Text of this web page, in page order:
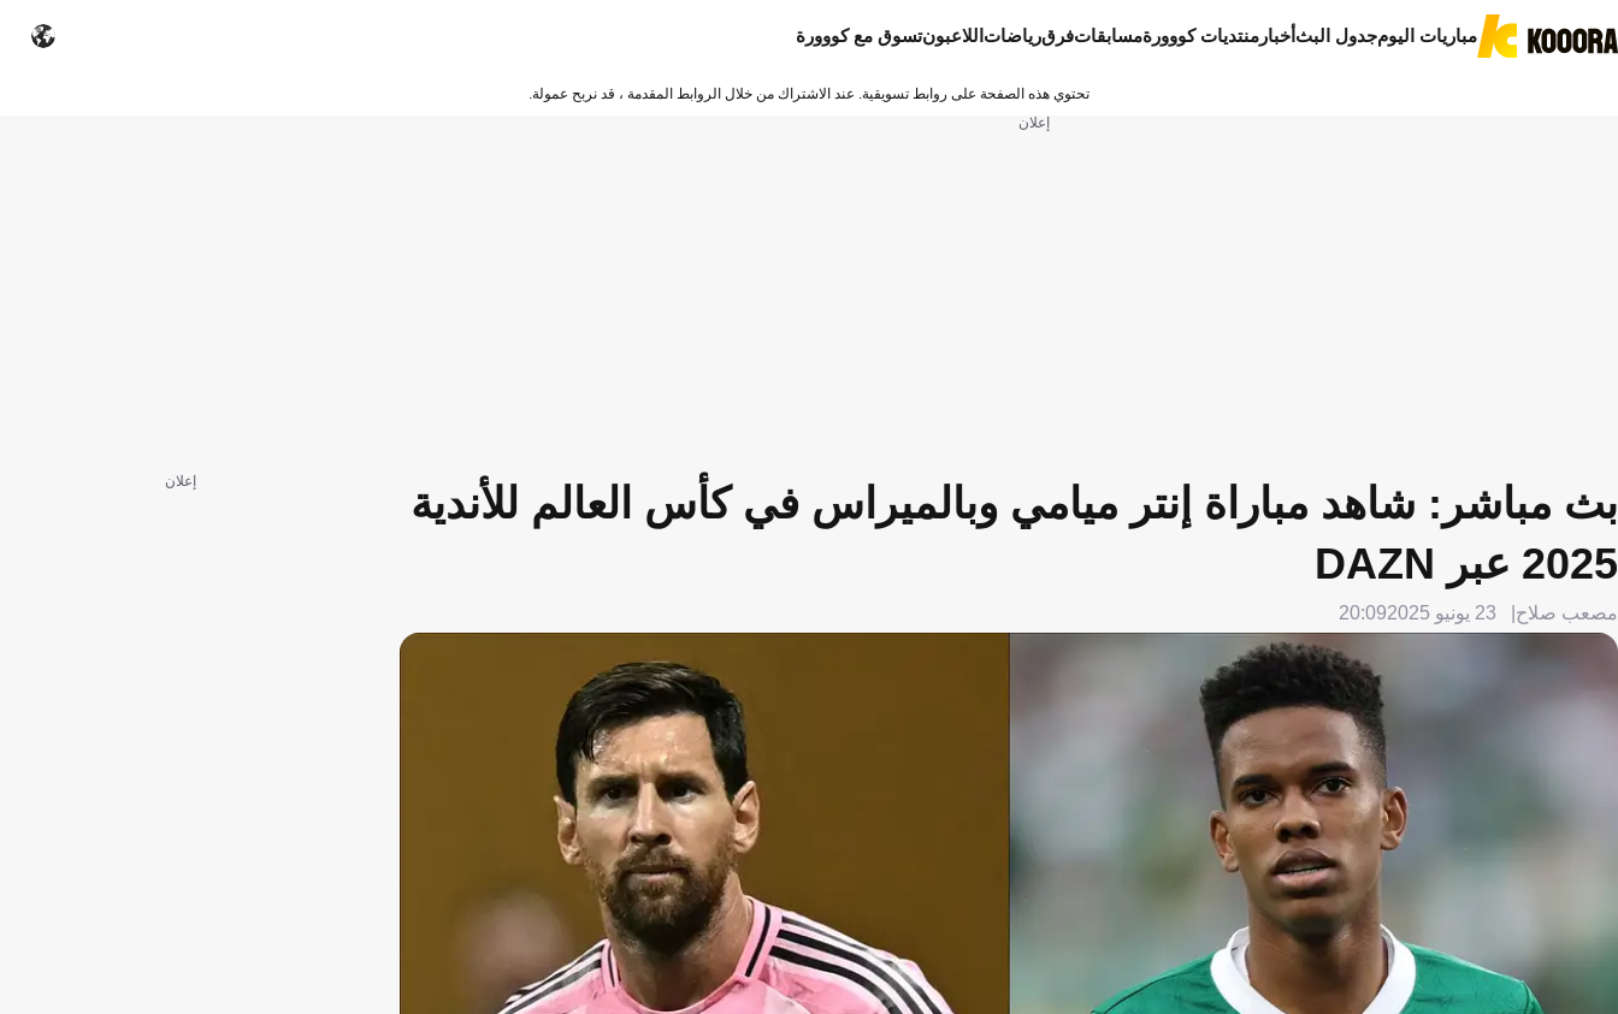
مباريات اليومجدول البثأخبار منتديات كووورةمسابقاتفرقرياضات اللاعبونتسوق مع كووورة
تحتوي هذه الصفحة على روابط تسويقية. عند الاشتراك من خلال الروابط المقدمة ، قد نربح عمولة.
إعلان
بث مباشر: شاهد مباراة إنتر ميامي وبالميراس في كأس العالم للأندية
2025 عبر DAZN
مصعب صلاح 23 يونيو 2025 20:09
إعلان